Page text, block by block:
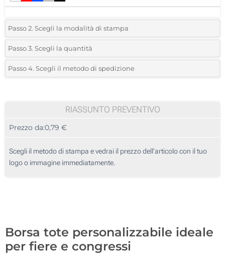
Passo 2. Scegli la modalità di stampa
*Seleziona la posizione di stampa e il colore del vostro logo:
1 Colore (Su un lato)
Passo 3. Scegli la quantità
*Quantità desiderata:
50
125
250
Passo 4. Scegli il metodo di spedizione
RIASSUNTO PREVENTIVO
Prezzo da:0,79 €
Scegli il metodo di stampa e vedrai il prezzo dell'articolo con il tuo
logo o immagine immediatamente.
Borsa tote personalizzabile ideale
per fiere e congressi